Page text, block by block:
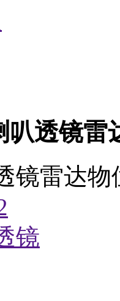
叭透镜雷
镜雷达物